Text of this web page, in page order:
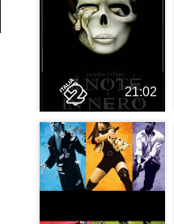
21:02